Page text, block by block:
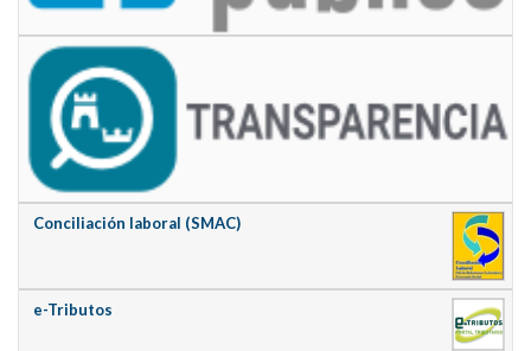
Conciliación laboral (SMAC)
e-Tributos